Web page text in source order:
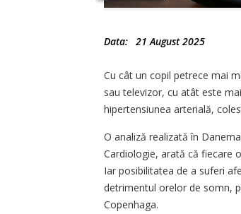
Data: 21 August 2025
Cu cât un copil petrece mai
sau televizor, cu atât este
hipertensiunea arterială,
O analiză realizată în
Cardiologie, arată că fiecare
Iar posibilitatea de a suferi
detrimentul orelor de somn,
Copenhaga.